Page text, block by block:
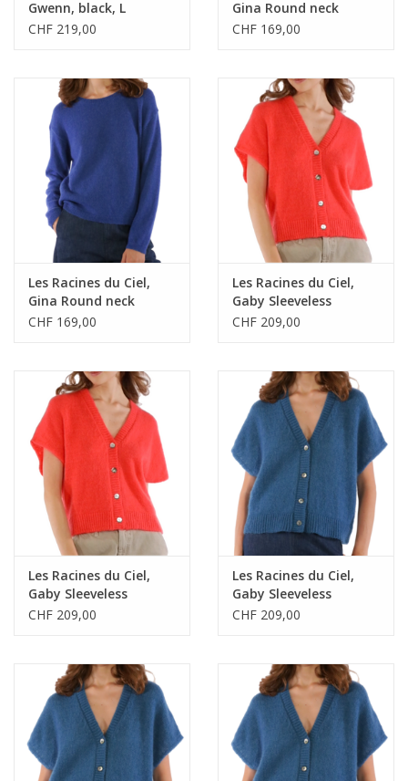
Gwenn, black, L
CHF 219,00
Gina Round neck
Sweater, blue, S
CHF 169,00
Les Racines du Ciel,
Gina Round neck
Sweater, blue, M
CHF 169,00
Les Racines du Ciel,
Gaby Sleeveless
Cardigan, coral, XS
CHF 209,00
Les Racines du Ciel,
Gaby Sleeveless
Cardigan, coral, M
CHF 209,00
Les Racines du Ciel,
Gaby Sleeveless
Cardigan, blue, XS
CHF 209,00